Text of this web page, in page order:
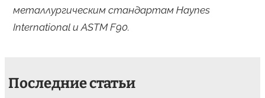
металлургическим стандартам Haynes
International и ASTM F90.
Последние статьи